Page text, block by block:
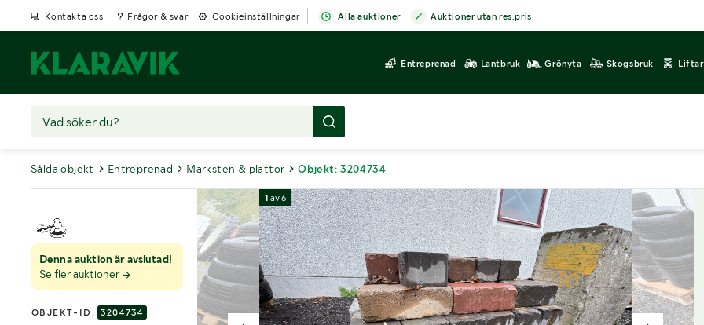
Kontakta oss Frågor & svar Cookieinställningar Alla auktioner Auktioner utan res.pris
Entreprenad Lantbruk Grönyta Skogsbruk Liftar
Sålda objekt Entreprenad Marksten & plattor Objekt: 3204734
Denna auktion är avslutad!
Se fler auktioner
OBJEKT-ID: 3204734
1 av6